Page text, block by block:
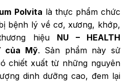
Polvita là thực phẩm chức
bệnh lý về cơ, xương, khớp,
hiệu NU – HEALTH
của Mỹ. Sản phẩm này sử
chiết xuất từ những nguyên
dinh dưỡng cao, đem lại